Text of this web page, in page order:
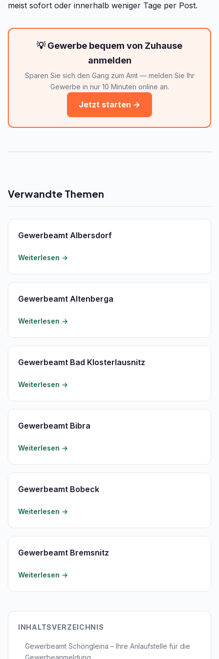
meist sofort oder innerhalb weniger Tage per Post.
💡 Gewerbe bequem von Zuhause
anmelden
Sparen Sie sich den Gang zum Amt — melden Sie Ihr
Gewerbe in nur 10 Minuten online an.
Jetzt starten →
Verwandte Themen
Gewerbeamt Albersdorf
Weiterlesen →
Gewerbeamt Altenberga
Weiterlesen →
Gewerbeamt Bad Klosterlausnitz
Weiterlesen →
Gewerbeamt Bibra
Weiterlesen →
Gewerbeamt Bobeck
Weiterlesen →
Gewerbeamt Bremsnitz
Weiterlesen →
INHALTSVERZEICHNIS
Gewerbeamt Schöngleina – Ihre Anlaufstelle für die
Gewerbeanmeldung